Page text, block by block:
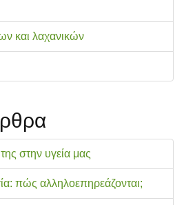
και λαχανικών
στην υγεία μας
πώς αλληλοεπηρεάζονται;